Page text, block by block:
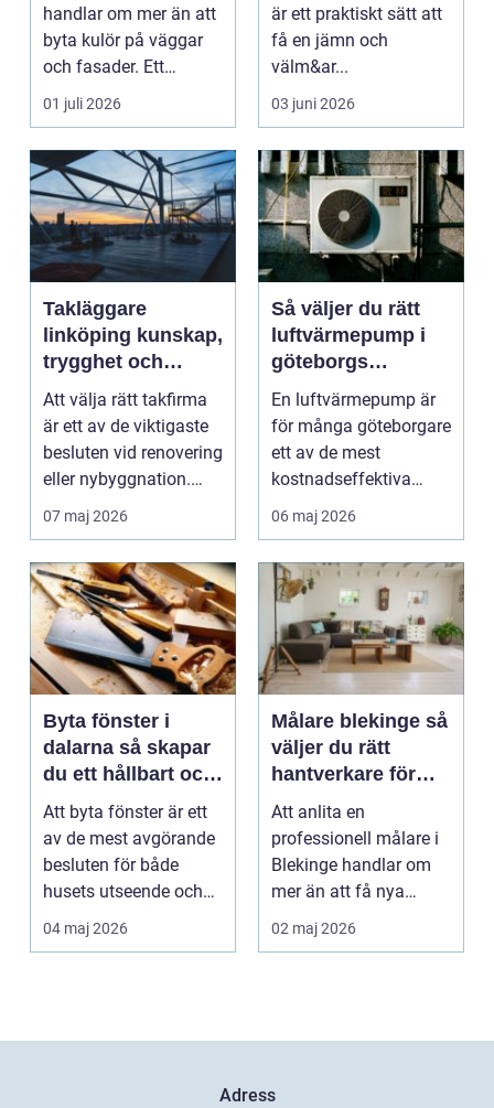
handlar om mer än att
byta kulör på väggar
och fasader. Ett
genomtänkt
måleriarbet...
01 juli 2026
är ett praktiskt sätt att
få en jämn och
välm&ar...
03 juni 2026
Takläggare
linköping kunskap,
trygghet och
hållbara tak
Att välja rätt takfirma
är ett av de viktigaste
besluten vid renovering
eller nybyggnation.
Taket på...
07 maj 2026
Så väljer du rätt
luftvärmepump i
göteborgs
kustklimat
En luftvärmepump är
för många göteborgare
ett av de mest
kostnadseffektiva
sätten att sänka sina
upp...
06 maj 2026
Byta fönster i
dalarna så skapar
du ett hållbart och
vackert hus
Att byta fönster är ett
av de mest avgörande
besluten för både
husets utseende och
energiförbrukning...
04 maj 2026
Målare blekinge så
väljer du rätt
hantverkare för
hem och företag
Att anlita en
professionell målare i
Blekinge handlar om
mer än att få nya
färger på väggarna.
Rätt ...
02 maj 2026
Adress